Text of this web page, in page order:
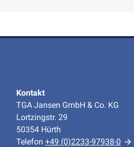
Kontakt
TGA Jansen GmbH & Co. KG
Lortzingstr. 29
50354 Hürth
Telefon +49 (0)2233-97938-0